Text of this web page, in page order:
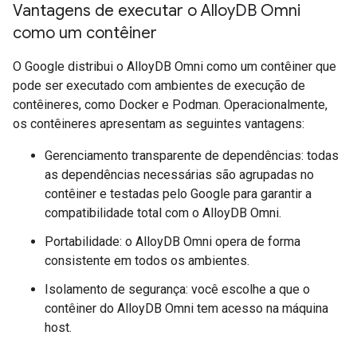
Vantagens de executar o AlloyDB Omni
como um contêiner
O Google distribui o AlloyDB Omni como um contêiner que
pode ser executado com ambientes de execução de
contêineres, como Docker e Podman. Operacionalmente,
os contêineres apresentam as seguintes vantagens:
Gerenciamento transparente de dependências: todas
as dependências necessárias são agrupadas no
contêiner e testadas pelo Google para garantir a
compatibilidade total com o AlloyDB Omni.
Portabilidade: o AlloyDB Omni opera de forma
consistente em todos os ambientes.
Isolamento de segurança: você escolhe a que o
contêiner do AlloyDB Omni tem acesso na máquina
host.